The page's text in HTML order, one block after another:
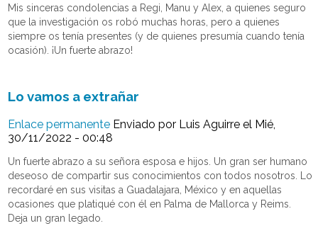
Mis sinceras condolencias a Regi, Manu y Alex, a quienes seguro
que la investigación os robó muchas horas, pero a quienes
siempre os tenía presentes (y de quienes presumía cuando tenía
ocasión). ¡Un fuerte abrazo!
Lo vamos a extrañar
Enlace permanente Enviado por Luis Aguirre el Mié,
30/11/2022 - 00:48
Un fuerte abrazo a su señora esposa e hijos. Un gran ser humano
deseoso de compartir sus conocimientos con todos nosotros. Lo
recordaré en sus visitas a Guadalajara, México y en aquellas
ocasiones que platiqué con él en Palma de Mallorca y Reims.
Deja un gran legado.